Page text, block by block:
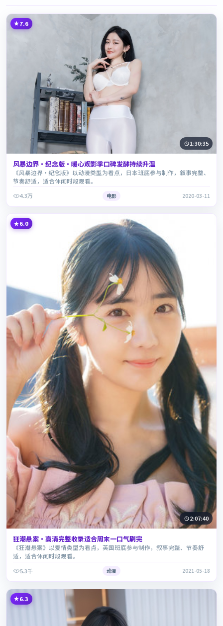
7.6
1:30:35
风暴边界·纪念版·暖心观影季口碑发酵持续升温
《风暴边界·纪念版》以动漫类型为看点，日本班底参与制作，叙事完整、
节奏舒适，适合休闲时段观看。
4.3万
电影 2020-03-11
6.0
2:07:40
狂潮悬案·高清完整收录适合周末一口气刷完
《狂潮悬案》以爱情类型为看点，英国班底参与制作，叙事完整、节奏舒
适，适合休闲时段观看。
5.3千
动漫 2021-05-18
6.3